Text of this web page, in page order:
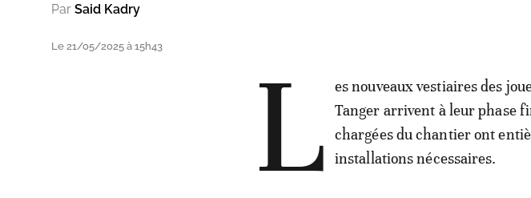
Par Said Kadry
Le 21/05/2025 à 15h43 L
es nouveaux vestiaires des
Tanger arrivent à leur phase
chargées du chantier ont
installations nécessaires.